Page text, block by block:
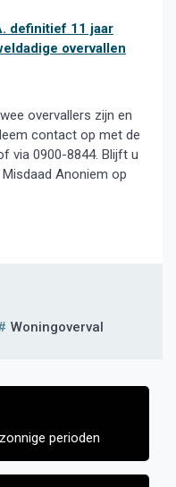
definitief 11 jaar
overvallen
overvallers zijn en
contact op met de
via 0900-8844. Blijft u
Anoniem op
Woningoverval
perioden